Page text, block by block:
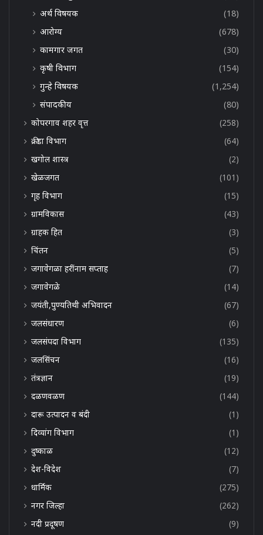
अर्थ विषयक
(18)
आरोग्य
(678)
कामगार जगत
(30)
कृषी विभाग
(154)
गुन्हे विषयक
(1,254)
संपादकीय
(80)
कोपरगाव शहर वृत्त
(258)
क्रीडा विभाग
(64)
खगोल शास्त्र
(2)
खेळजगत
(101)
गृह विभाग
(15)
ग्रामविकास
(43)
ग्राहक हित
(3)
चिंतन
(5)
जगावेगळा हरींनाम सप्ताह
(7)
जगावेगळे
(14)
जयंती,पुण्यतिथी अभिवादन
(67)
जलसंधारण
(6)
जलसंपदा विभाग
(135)
जलसिंचन
(16)
तंत्रज्ञान
(19)
दळणवळण
(144)
दारू उत्पादन व बंदी
(1)
दिव्यांग विभाग
(1)
दुष्काळ
(12)
देश-विदेश
(7)
धार्मिक
(275)
नगर जिल्हा
(262)
नदी प्रदूषण
(9)